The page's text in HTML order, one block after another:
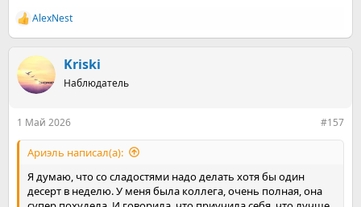
Р
е
к
ц
и
AlexNest
Kriski
Наблюдатель
1 Май 2026 #157
Ариэль написал(а):
Я думаю, что со сладостями надо делать хотя бы один
десерт в неделю. У меня была коллега, очень полная, она